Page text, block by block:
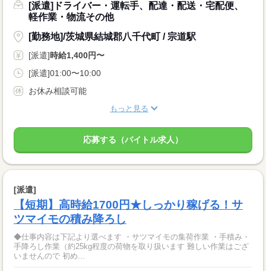
[派遣]ドライバー・運転手、配達・配送・宅配便、
軽作業・物流その他
[勤務地]/茨城県結城郡八千代町 / 宗道駅
[派遣]時給1,400円〜
[派遣]01:00〜10:00
お休み相談可能
もっと見る
応募する（バイトル求人）
[派遣]
【短期】高時給1700円★しっかり稼げる！サ
ツマイモの積み降ろし
◆仕事内容は下記より選べます ・サツマイモの集荷作業 ・手積み・
手降ろし作業（約25kg程度の荷物を取り扱います 難しい作業はござ
いませんので 初め...